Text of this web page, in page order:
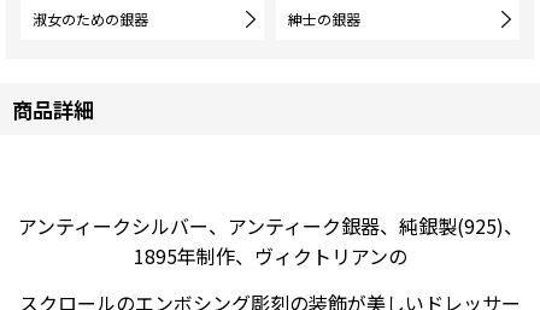
淑女のための銀器 紳士の銀器
商品詳細
アンティークシルバー、アンティーク銀器、純銀製(925)、
1895年制作、ヴィクトリアンの
スクロールのエンボシング彫刻の装飾が美しいドレッサー